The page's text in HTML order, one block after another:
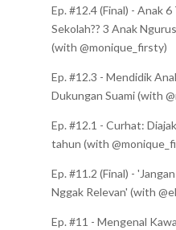
Ep. #12.4 (Final) - Anak
Sekolah?? 3 Anak
(with @monique_firsty)
Ep. #12.3 - Mendidik
Dukungan Suami (with
Ep. #12.1 - Curhat:
tahun (with
Ep. #11.2 (Final) -
Nggak Relevan' (with
Ep. #11 - Mengenal